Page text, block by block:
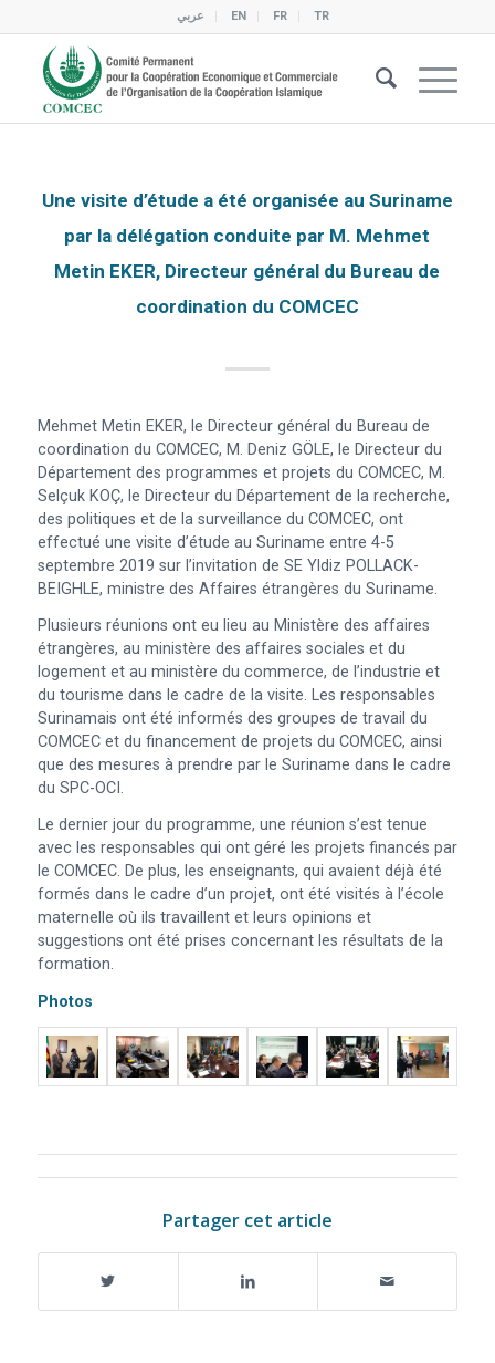
عربي EN FR TR
Une visite d’étude a été organisée au Suriname
par la délégation conduite par M. Mehmet
Metin EKER, Directeur général du Bureau de
coordination du COMCEC
Mehmet Metin EKER, le Directeur général du Bureau de
coordination du COMCEC, M. Deniz GÖLE, le Directeur du
Département des programmes et projets du COMCEC, M.
Selçuk KOÇ, le Directeur du Département de la recherche,
des politiques et de la surveillance du COMCEC, ont
effectué une visite d’étude au Suriname entre 4-5
septembre 2019 sur l’invitation de SE Yldiz POLLACK-
BEIGHLE, ministre des Affaires étrangères du Suriname.
Plusieurs réunions ont eu lieu au Ministère des affaires
étrangères, au ministère des affaires sociales et du
logement et au ministère du commerce, de l’industrie et
du tourisme dans le cadre de la visite. Les responsables
Surinamais ont été informés des groupes de travail du
COMCEC et du financement de projets du COMCEC, ainsi
que des mesures à prendre par le Suriname dans le cadre
du SPC-OCI.
Le dernier jour du programme, une réunion s’est tenue
avec les responsables qui ont géré les projets financés par
le COMCEC. De plus, les enseignants, qui avaient déjà été
formés dans le cadre d’un projet, ont été visités à l’école
maternelle où ils travaillent et leurs opinions et
suggestions ont été prises concernant les résultats de la
formation.
Photos
Partager cet article